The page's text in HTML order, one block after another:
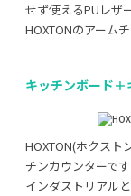
せず使えるPUレザ
HOXTONのアーム
キッチンボード
HOXTON(ホクスト
チンカウンターです
インダストリアル